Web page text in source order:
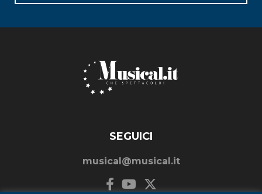
SEGUICI
musical@musical.it